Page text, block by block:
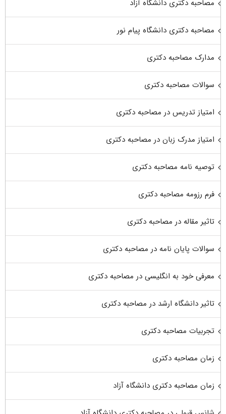
مصاحبه دکتری دانشگاه آزاد
مصاحبه دکتری دانشگاه پیام نور
مدارک مصاحبه دکتری
سوالات مصاحبه دکتری
امتیاز تدریس در مصاحبه دکتری
امتیاز مدرک زبان در مصاحبه دکتری
توصیه نامه مصاحبه دکتری
فرم رزومه مصاحبه دکتری
تاثیر مقاله در مصاحبه دکتری
سوالات پایان نامه در مصاحبه دکتری
معرفی خود به انگلیسی در مصاحبه دکتری
تاثیر دانشگاه ارشد در مصاحبه دکتری
تجربیات مصاحبه دکتری
زمان مصاحبه دکتری
زمان مصاحبه دکتری دانشگاه آزاد